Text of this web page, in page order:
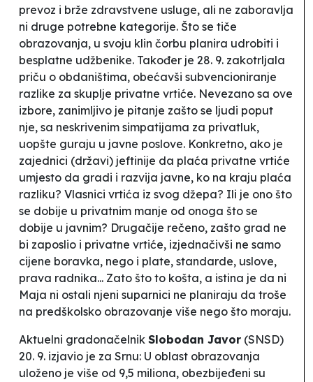
prevoz i brže zdravstvene usluge, ali ne zaboravlja
ni druge potrebne kategorije. Što se tiče
obrazovanja, u svoju klin čorbu planira udrobiti i
besplatne udžbenike. Također je 28. 9. zakotrljala
priču o obdaništima, obećavši subvencioniranje
razlike za skuplje privatne vrtiće. Nevezano sa ove
izbore, zanimljivo je pitanje zašto se ljudi poput
nje, sa neskrivenim simpatijama za privatluk,
uopšte guraju u javne poslove. Konkretno, ako je
zajednici (državi) jeftinije da plaća privatne vrtiće
umjesto da gradi i razvija javne, ko na kraju plaća
razliku? Vlasnici vrtića iz svog džepa? Ili je ono što
se dobije u privatnim manje od onoga što se
dobije u javnim? Drugačije rečeno, zašto grad ne
bi zaposlio i privatne vrtiće, izjednačivši ne samo
cijene boravka, nego i plate, standarde, uslove,
prava radnika... Zato što to košta, a istina je da ni
Maja ni ostali njeni suparnici ne planiraju da troše
na predškolsko obrazovanje više nego što moraju.
Aktuelni gradonačelnik Slobodan Javor (SNSD)
20. 9. izjavio je za Srnu: U oblast obrazovanja
uloženo je više od 9,5 miliona, obezbijeđeni su